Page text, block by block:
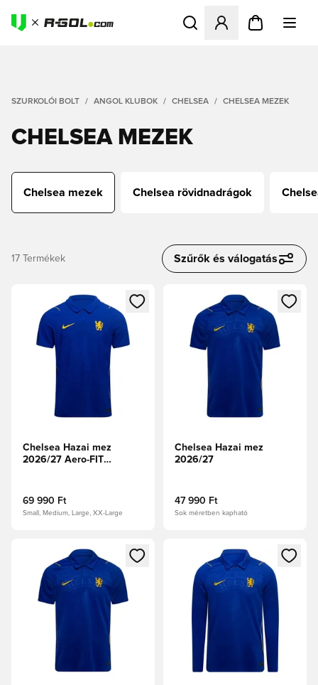
Megnyit egy modált a
SZURKOLÓI BOLT ANGOL KLUBOK CHELSEA CHELSEA MEZEK
CHELSEA MEZEK
Chelsea mezek Chelsea rövidnadrágok
17 Termékek Szűrők és válogatás
Megnyit egy modált a bejelentkezéshez vagy a tagként
Chelsea Hazai mez
2026/27 Aero-FIT
69 990 Ft
Small, Medium, Large, XX-Large
Megnyit egy modált a
Chelsea Hazai mez
2026/27
47 990 Ft
Sok méretben kapható
Megnyit egy modált a bejelentkezéshez vagy a tagként
Megnyit egy modált a